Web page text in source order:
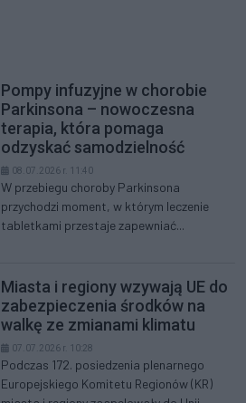
Pompy infuzyjne w chorobie
Parkinsona – nowoczesna
terapia, która pomaga
odzyskać samodzielność
08.07.2026 r. 11:40
W przebiegu choroby Parkinsona
przychodzi moment, w którym leczenie
tabletkami przestaje zapewniać...
Miasta i regiony wzywają UE do
zabezpieczenia środków na
walkę ze zmianami klimatu
07.07.2026 r. 10:28
Podczas 172. posiedzenia plenarnego
Europejskiego Komitetu Regionów (KR)